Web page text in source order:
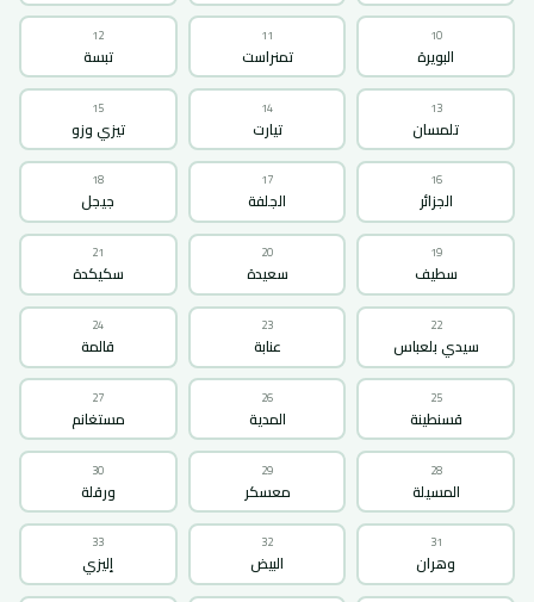
10
البويرة
11
تمنراست
12
تبسة
13
تلمسان
14
تيارت
15
تيزي وزو
16
الجزائر
17
الجلفة
18
جيجل
19
سطيف
20
سعيدة
21
سكيكدة
22
سيدي بلعباس
23
عنابة
24
قالمة
25
قسنطينة
26
المدية
27
مستغانم
28
المسيلة
29
معسكر
30
ورقلة
31
وهران
32
البيض
33
إليزي